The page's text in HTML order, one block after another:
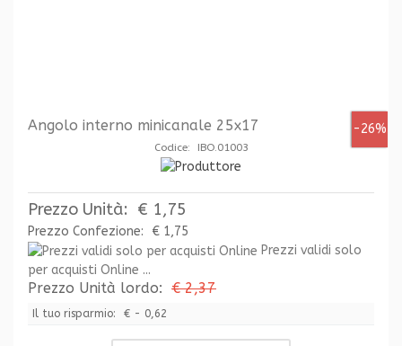
-26%
Angolo interno minicanale 25x17
Codice: IBO.01003
Prezzo Unità: € 1,75
Prezzo Confezione:
€ 1,75
Prezzi validi solo
per acquisti Online ...
Prezzo Unità lordo: € 2,37
Il tuo risparmio: € - 0,62